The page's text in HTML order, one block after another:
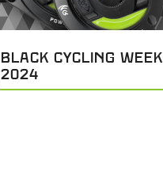
Black Cycling Week
2024